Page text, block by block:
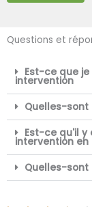
Questions et
Est-ce que
intervention
Quelles-sont
Est-ce qu'il y
intervention en
Quelles-sont